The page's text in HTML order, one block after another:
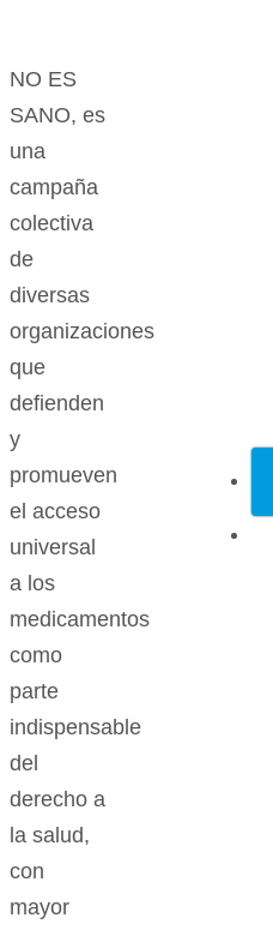
NO ES
SANO, es
una
campaña
colectiva
de
diversas
organizaciones
que
defienden
y
promueven
el acceso
universal
a los
medicamentos
como
parte
indispensable
del
derecho a
la salud,
con
mayor